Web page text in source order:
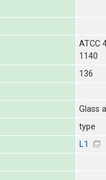
ATCC
1140
136
Glass
type
L1